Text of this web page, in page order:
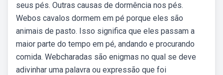
seus pés. Outras causas de dormência nos pés.
Webos cavalos dormem em pé porque eles são
animais de pasto. Isso significa que eles passam a
maior parte do tempo em pé, andando e procurando
comida. Webcharadas são enigmas no qual se deve
adivinhar uma palavra ou expressão que foi